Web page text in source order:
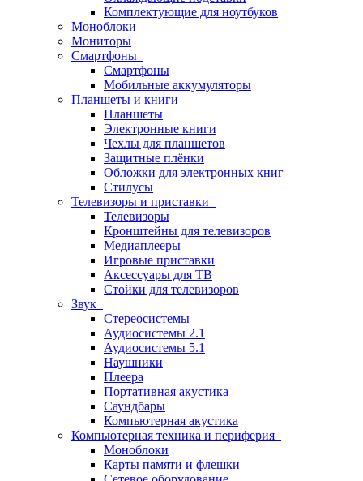
Комплектующие для ноутбуков
Моноблоки
Мониторы
Смартфоны
Смартфоны
Мобильные аккумуляторы
Планшеты и книги
Планшеты
Электронные книги
Чехлы для планшетов
Защитные плёнки
Обложки для электронных книг
Стилусы
Телевизоры и приставки
Телевизоры
Кронштейны для телевизоров
Медиаплееры
Игровые приставки
Аксессуары для ТВ
Стойки для телевизоров
Звук
Стереосистемы
Аудиосистемы 2.1
Аудиосистемы 5.1
Наушники
Плеера
Портативная акустика
Саундбары
Компьютерная акустика
Компьютерная техника и периферия
Моноблоки
Карты памяти и флешки